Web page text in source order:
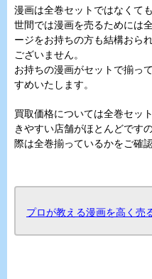
漫画は全巻セットではなくて
世間では漫画を売るためには
ージをお持ちの方も結構おら
ございません。
お持ちの漫画がセットで揃っ
すめいたします。
買取価格については全巻セッ
きやすい店舗がほとんどです
際は全巻揃っているかをご確
プロが教える漫画を高く売